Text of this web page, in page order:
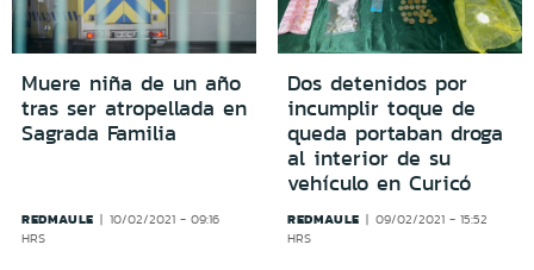
Muere niña de un año
tras ser atropellada en
Sagrada Familia
REDMAULE
10/02/2021 - 09:16
HRS
Dos detenidos por
incumplir toque de
queda portaban droga
al interior de su
vehículo en Curicó
REDMAULE
09/02/2021 - 15:52
HRS